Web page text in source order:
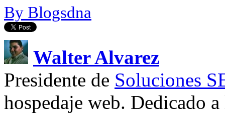
By Blogsdna
Walter Alvarez
Presidente de Soluciones
hospedaje web. Dedicado